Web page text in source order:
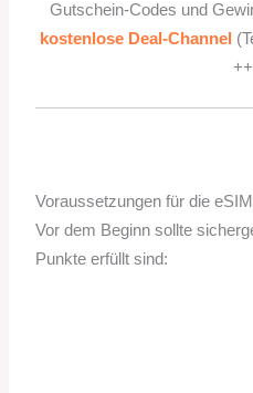
Gutschein-Codes und
kostenlose Deal-Channel
Voraussetzungen für die
Vor dem Beginn sollte
Punkte erfüllt sind: